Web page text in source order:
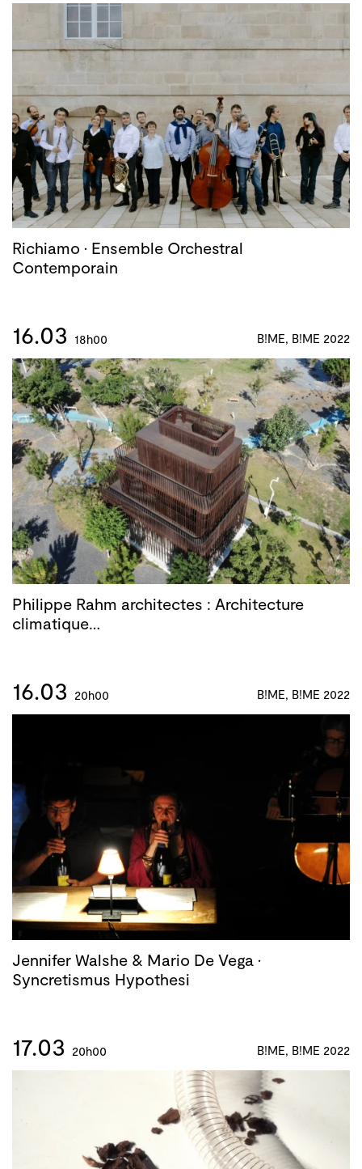
Richiamo · Ensemble Orchestral
Contemporain
16.03 18h00 B!ME, B!ME 2022
Philippe Rahm architectes : Architecture
climatique…
16.03 20h00 B!ME, B!ME 2022
Jennifer Walshe & Mario De Vega ·
Syncretismus Hypothesi
17.03 20h00 B!ME, B!ME 2022